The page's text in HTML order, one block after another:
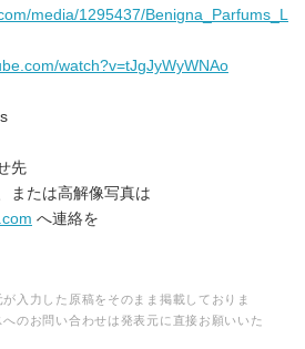
media/1295437/Benigna_Parfums_L
watch?v=tJgJyWyWNAo
先
または高解像写真は
へ連絡を
入力した原稿をそのまま掲載しておりま
のお問い合わせは発表元に直接お願いいた